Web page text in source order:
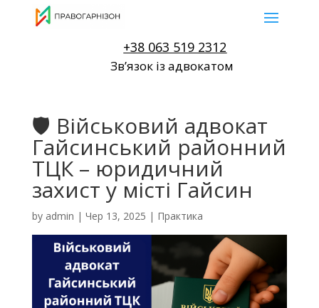
+38 063 519 2312
Звʼязок із адвокатом
🛡 Військовий адвокат
Гайсинський районний
ТЦК – юридичний
захист у місті Гайсин
by admin | Чер 13, 2025 | Практика